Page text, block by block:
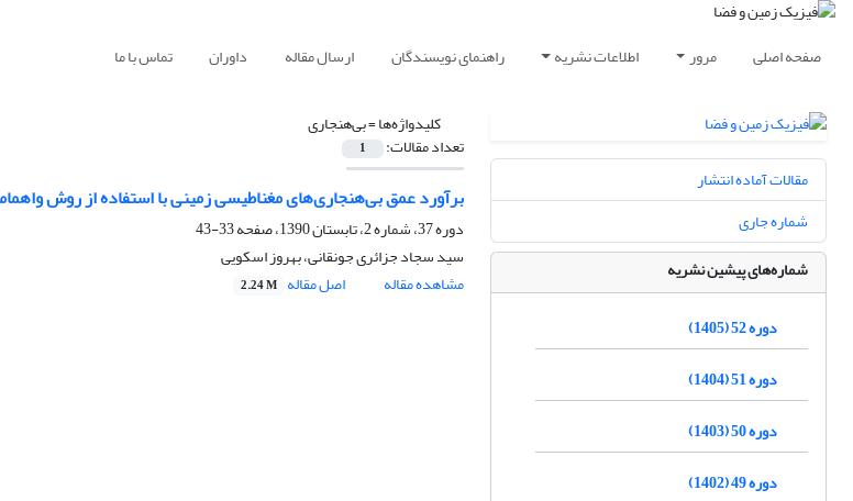
صفحه اصلی مرور اطلاعات نشریه راهنمای نویسندگان ارسال مقاله داوران تماس با ما
کلیدواژه‌ها =بی‌‌هنجاری
تعداد مقالات: 1
برآورد عمق بی‌هنجاری‌‌های مغناطیسی زمینی با استفاده از روش
دوره 37، شماره 2، تابستان 1390، صفحه
33-43
سید سجاد جزائری جونقانی، بهروز اسکویی
مشاهده مقاله
اصل مقاله 2.24 M
مقالات آماده انتشار
شماره جاری
شماره‌های پیشین نشریه
دوره 52 (1405)
دوره 51 (1404)
دوره 50 (1403)
دوره 49 (1402)